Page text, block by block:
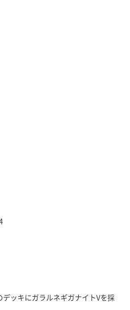
ッキにガラルネギガナイトVを採